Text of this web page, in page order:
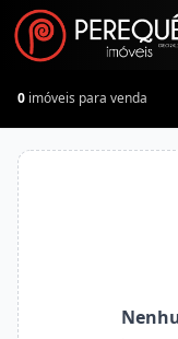
0 imóveis para venda